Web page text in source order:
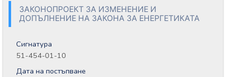
ЗАКОНОПРОЕКТ ЗА ИЗМЕНЕНИЕ И
ДОПЪЛНЕНИЕ НА ЗАКОНА ЗА ЕНЕРГЕТИКАТА
Сигнатура
51-454-01-10
Дата на постъпване